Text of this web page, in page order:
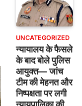
UNCATEGORIZED
न्यायालय के फैसले
के बाद बोले पुलिस
आयुक्त— जांच
टीम की मेहनत और
निष्पक्षता पर लगी